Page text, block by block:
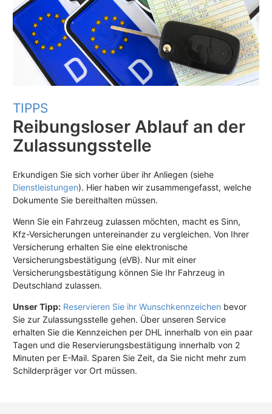
TIPPS
Reibungsloser Ablauf an der
Zulassungsstelle
Erkundigen Sie sich vorher über ihr Anliegen (siehe
Dienstleistungen). Hier haben wir zusammengefasst, welche
Dokumente Sie bereithalten müssen.
Wenn Sie ein Fahrzeug zulassen möchten, macht es Sinn,
Kfz-Versicherungen untereinander zu vergleichen. Von Ihrer
Versicherung erhalten Sie eine elektronische
Versicherungsbestätigung (eVB). Nur mit einer
Versicherungsbestätigung können Sie Ihr Fahrzeug in
Deutschland zulassen.
Unser Tipp: Reservieren Sie ihr Wunschkennzeichen bevor
Sie zur Zulassungsstelle gehen. Über unseren Service
erhalten Sie die Kennzeichen per DHL innerhalb von ein paar
Tagen und die Reservierungsbestätigung innerhalb von 2
Minuten per E-Mail. Sparen Sie Zeit, da Sie nicht mehr zum
Schilderpräger vor Ort müssen.